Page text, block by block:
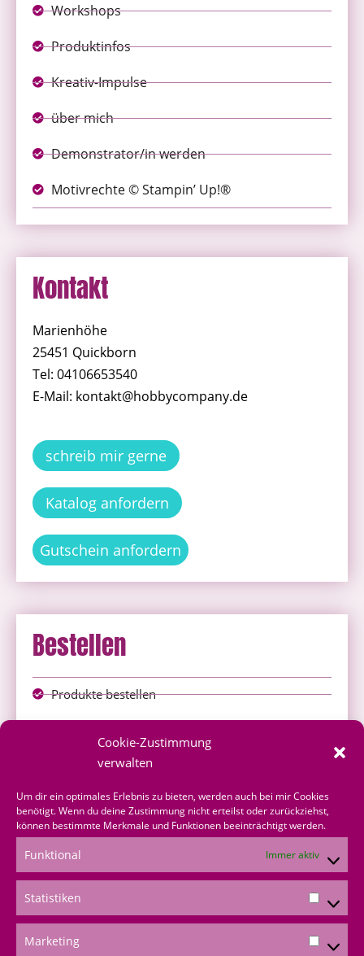
Cookie-Zustimmung
verwalten
Um dir ein optimales Erlebnis zu bieten, werden auch bei mir Cookies
benötigt. Wenn du deine Zustimmung nicht erteilst oder zurückziehst,
können bestimmte Merkmale und Funktionen beeinträchtigt werden.
Funktional Immer aktiv
Statistiken
Marketing
Workshops
Produktinfos
Kreativ-Impulse
über mich
Demonstrator/in werden
Motivrechte © Stampin’ Up!®
Kontakt
Marienhöhe
25451 Quickborn
Tel: 04106653540
E-Mail: kontakt@hobbycompany.de
schreib mir gerne
Katalog anfordern
Gutschein anfordern
Bestellen
Produkte bestellen
über mich bestellen
Shoppingvorteil
Bestellformular
*Produktempfehlungen
*Als Amazon-Partner verdiene ich an qualifizierten
Verkäufen